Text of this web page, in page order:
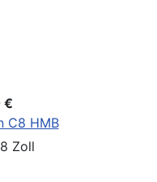
€
C8 HMB
Zoll